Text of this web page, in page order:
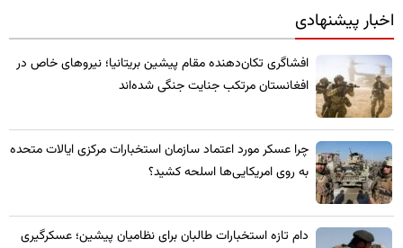
اخبار پیشنهادی
​افشاگری تکان‌دهنده مقام پیشین بریتانیا؛ نیروهای خاص در
افغانستان مرتکب جنایت جنگی شده‌اند
چرا عسکر مورد اعتماد سازمان استخبارات مرکزی ایالات متحده
به روی امریکایی‌ها اسلحه کشید؟
​دام تازه استخبارات طالبان برای نظامیان پیشین؛ عسکرگیری